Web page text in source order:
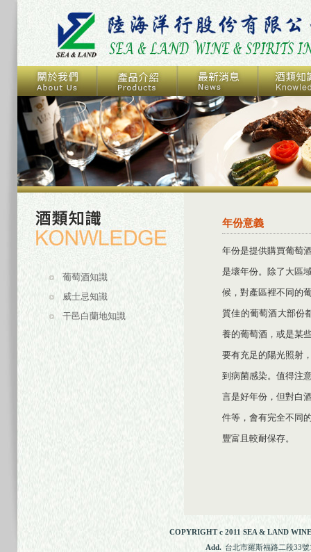
葡萄酒知識
威士忌知識
干邑白蘭地知識
年份意義
年份是提供購買葡萄
是壞年份。除了大區
候，對產區裡不同的
質佳的葡萄酒大部份
養的葡萄酒，或是某
要有充足的陽光照射
到病菌感染。值得注
言是好年份，但對白
件等，會有完全不同
豐富且較耐保存。
COPYRIGHT c 2011 SEA & LAND
Add. 台北市羅斯福路二段33號